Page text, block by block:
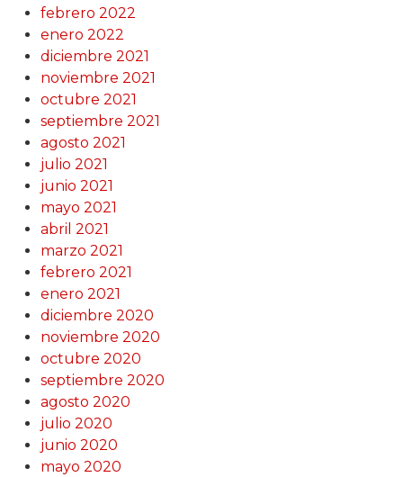
febrero 2022
enero 2022
diciembre 2021
noviembre 2021
octubre 2021
septiembre 2021
agosto 2021
julio 2021
junio 2021
mayo 2021
abril 2021
marzo 2021
febrero 2021
enero 2021
diciembre 2020
noviembre 2020
octubre 2020
septiembre 2020
agosto 2020
julio 2020
junio 2020
mayo 2020